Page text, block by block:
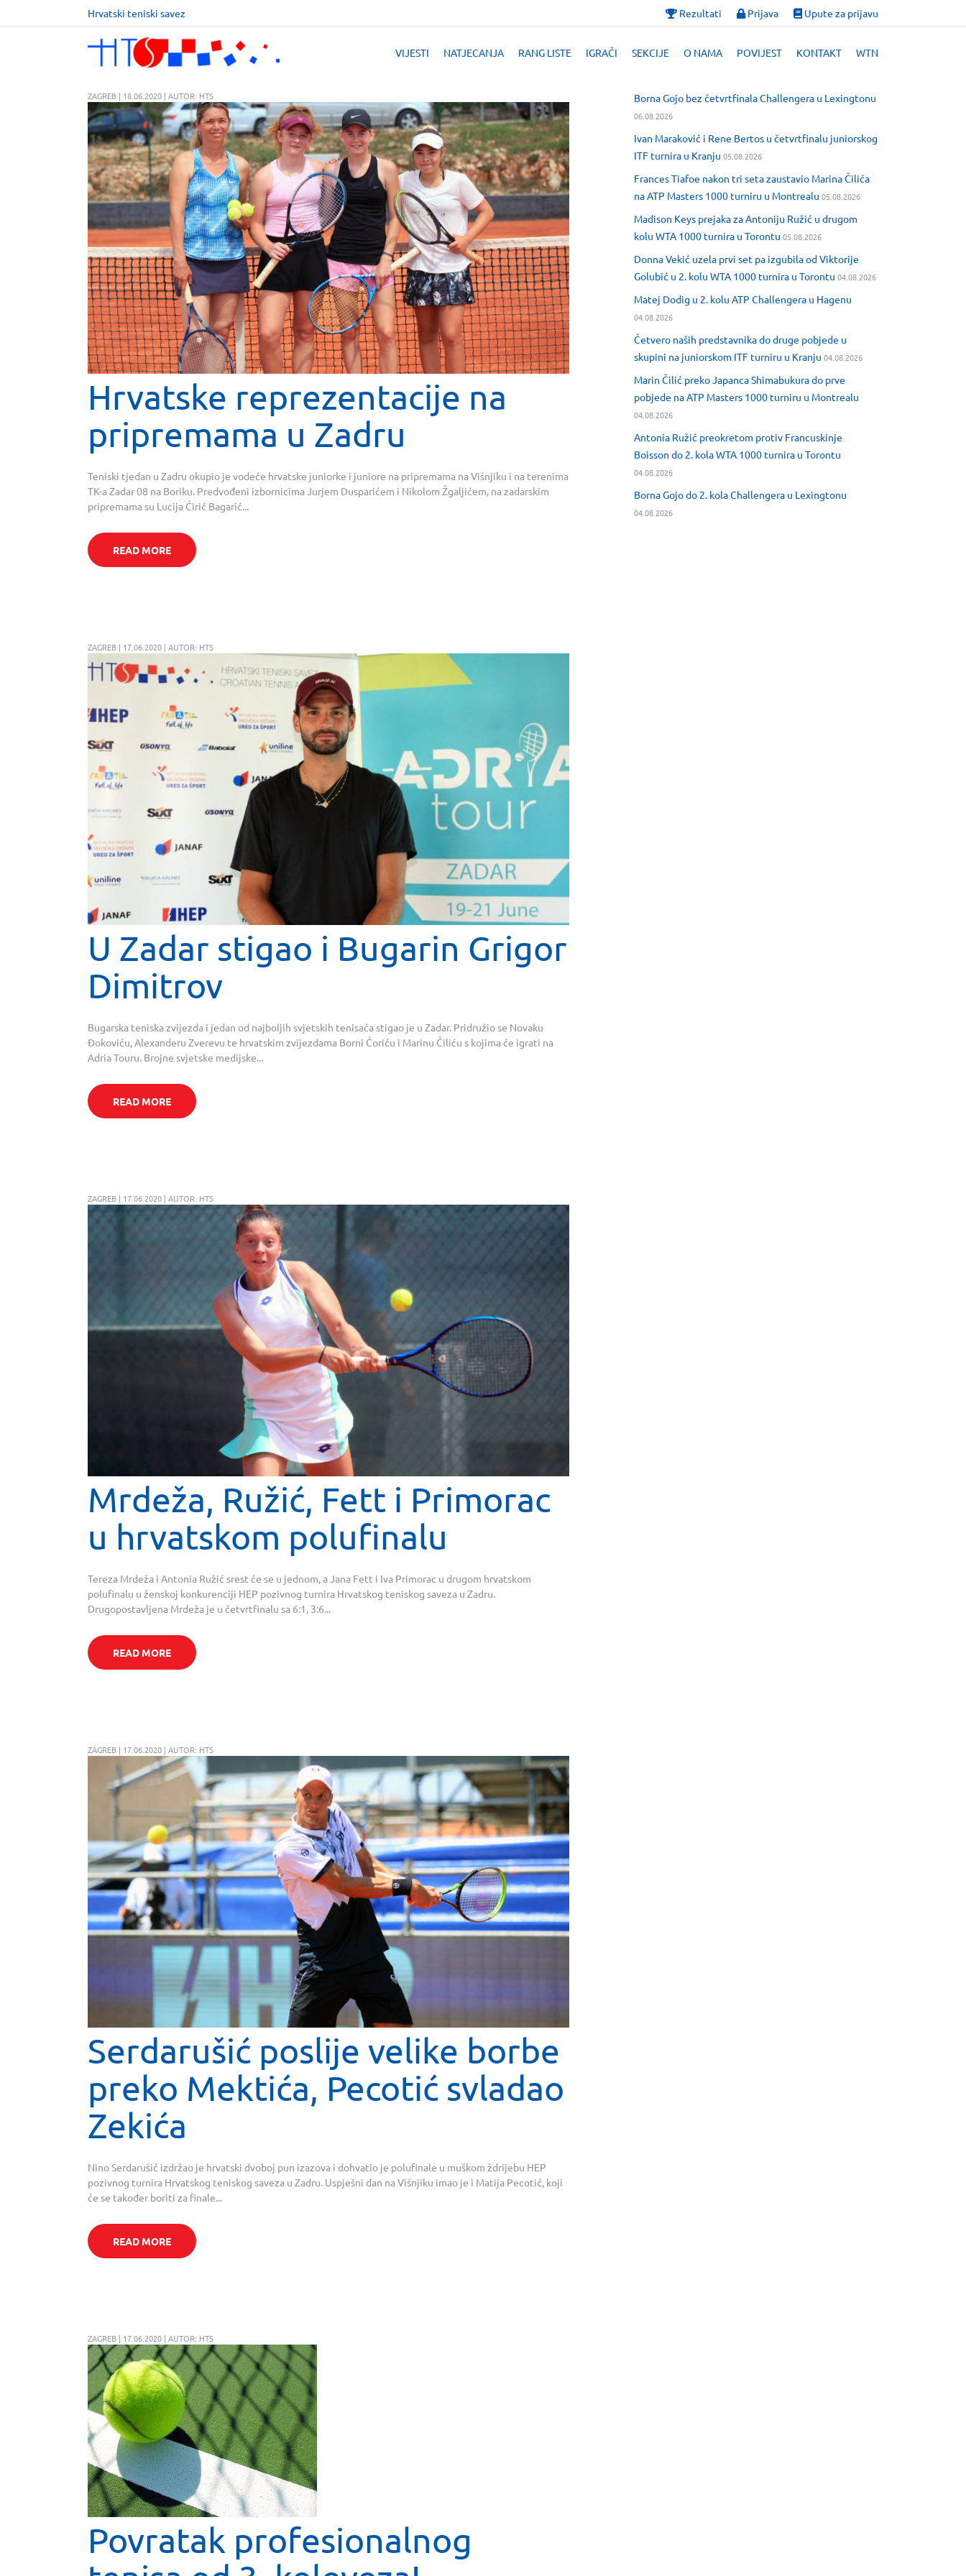
Hrvatski teniski savez Rezultati Prijava Upute za prijavu
VIJESTI NATJECANJA RANG LISTE IGRAČI SEKCIJE O NAMA POVIJEST KONTAKT WTN
ZAGREB | 18.06.2020 | AUTOR: HTS
Hrvatske reprezentacije na
pripremama u Zadru
Teniski tjedan u Zadru okupio je vodeće hrvatske juniorke i juniore na pripremama na Višnjiku i na terenima
TK-a Zadar 08 na Boriku. Predvođeni izbornicima Jurjem Dusparićem i Nikolom Žgaljićem, na zadarskim
pripremama su Lucija Ćirić Bagarić...
READ MORE
ZAGREB | 17.06.2020 | AUTOR: HTS
U Zadar stigao i Bugarin Grigor
Dimitrov
Bugarska teniska zvijezda i jedan od najboljih svjetskih tenisača stigao je u Zadar. Pridružio se Novaku
Đokoviću, Alexanderu Zverevu te hrvatskim zvijezdama Borni Ćoriću i Marinu Čiliću s kojima će igrati na
Adria Touru. Brojne svjetske medijske...
READ MORE
ZAGREB | 17.06.2020 | AUTOR: HTS
Mrdeža, Ružić, Fett i Primorac
u hrvatskom polufinalu
Tereza Mrdeža i Antonia Ružić srest će se u jednom, a Jana Fett i Iva Primorac u drugom hrvatskom
polufinalu u ženskoj konkurenciji HEP pozivnog turnira Hrvatskog teniskog saveza u Zadru.
Drugopostavljena Mrdeža je u četvrtfinalu sa 6:1, 3:6...
READ MORE
ZAGREB | 17.06.2020 | AUTOR: HTS
Serdarušić poslije velike borbe
preko Mektića, Pecotić svladao
Zekića
Nino Serdarušić izdržao je hrvatski dvoboj pun izazova i dohvatio je polufinale u muškom ždrijebu HEP
pozivnog turnira Hrvatskog teniskog saveza u Zadru. Uspješni dan na Višnjiku imao je i Matija Pecotić, koji
će se također boriti za finale...
READ MORE
ZAGREB | 17.06.2020 | AUTOR: HTS
Povratak profesionalnog
Borna Gojo bez četvrtfinala Challengera u Lexingtonu
06.08.2026
Ivan Maraković i Rene Bertos u četvrtfinalu juniorskog
ITF turnira u Kranju 05.08.2026
Frances Tiafoe nakon tri seta zaustavio Marina Čilića
na ATP Masters 1000 turniru u Montrealu 05.08.2026
Madison Keys prejaka za Antoniju Ružić u drugom
kolu WTA 1000 turnira u Torontu 05.08.2026
Donna Vekić uzela prvi set pa izgubila od Viktorije
Golubić u 2. kolu WTA 1000 turnira u Torontu 04.08.2026
Matej Dodig u 2. kolu ATP Challengera u Hagenu
04.08.2026
Četvero naših predstavnika do druge pobjede u
skupini na juniorskom ITF turniru u Kranju 04.08.2026
Marin Čilić preko Japanca Shimabukura do prve
pobjede na ATP Masters 1000 turniru u Montrealu
04.08.2026
Antonia Ružić preokretom protiv Francuskinje
Boisson do 2. kola WTA 1000 turnira u Torontu
04.08.2026
Borna Gojo do 2. kola Challengera u Lexingtonu
04.08.2026